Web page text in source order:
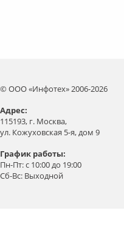
© ООО «Инфотех» 2006-2026
Aдрес:
115193, г. Москва,
ул. Кожуховская 5-я, дом 9
График работы:
Пн-Пт: с 10:00 до 19:00
Сб-Вс: Выходной